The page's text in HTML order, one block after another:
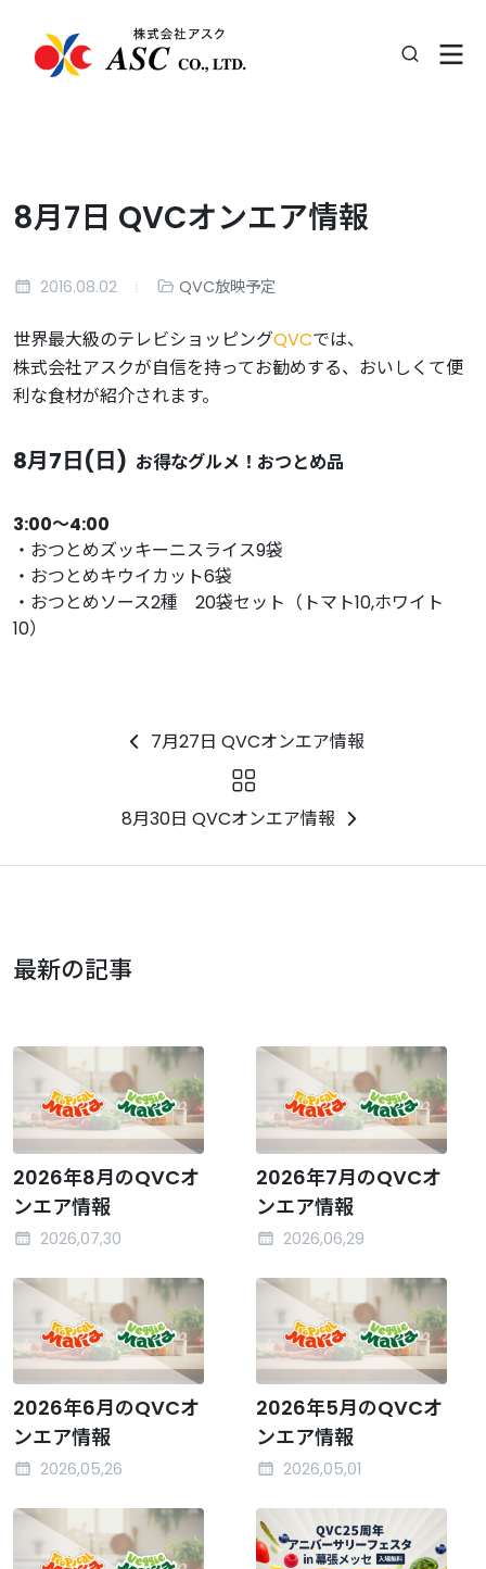
8月7日 QVCオンエア情報
2016.08.02 QVC放映予定
世界最大級のテレビショッピングQVCでは、
株式会社アスクが自信を持ってお勧めする、おいしくて便
利な食材が紹介されます。
8月7日(日) お得なグルメ！おつとめ品
3:00〜4:00
・おつとめズッキーニスライス9袋
・おつとめキウイカット6袋
・おつとめソース2種 20袋セット（トマト10,ホワイト
10）
7月27日 QVCオンエア情報
8月30日 QVCオンエア情報
最新の記事
2026年8月のQVCオ
ンエア情報
2026,07,30
2026年7月のQVCオ
ンエア情報
2026,06,29
2026年6月のQVCオ
ンエア情報
2026,05,26
2026年5月のQVCオ
ンエア情報
2026,05,01